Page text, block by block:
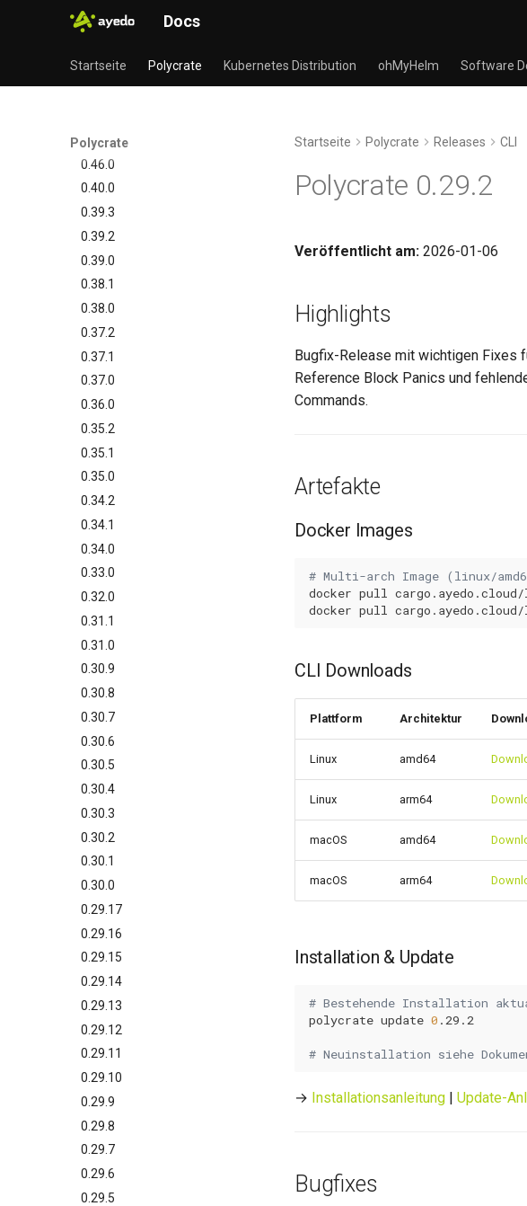
Docs
Startseite Polycrate Kubernetes Distribution ohMyHelm Software
Polycrate
Vorkonfigurierte Daten
Management Commands
Releases
Übersicht
0.46.0
0.40.0
0.39.3
0.39.2
0.39.0
0.38.1
0.38.0
0.37.2
0.37.1
0.37.0
0.36.0
0.35.2
0.35.1
0.35.0
0.34.2
0.34.1
0.34.0
0.33.0
0.32.0
0.31.1
0.31.0
0.30.9
0.30.8
0.30.7
0.30.6
0.30.5
0.30.4
0.30.3
0.30.2
0.30.1
0.30.0
0.29.17
0.29.16
0.29.15
0.29.14
0.29.13
0.29.12
0.29.11
0.29.10
0.29.9
0.29.8
0.29.7
0.29.6
0.29.5
Startseite Polycrate Releases CLI
Polycrate 0.29.2
Veröffentlicht am: 2026-01-06
Highlights
Bugfix-Release mit wichtigen Fixes
Reference Block Panics und
Commands.
Artefakte
Docker Images
# Multi-arch Image (linux/
docker pull
docker pull
CLI Downloads
Plattform Architektur
Linux amd64
Linux arm64
macOS amd64
macOS arm64
Installation & Update
# Bestehende Installation
polycrate update 0
# Neuinstallation siehe
→ Installationsanleitung | Update-
Bugfixes